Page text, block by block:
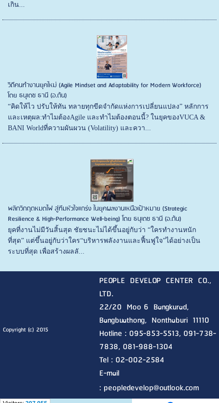
เกิน...
วิถีคนทำงานยุคใหม่ (Agile Mindset and Adaptability for Modern Workforce)
โดย ธนุเดช ธานี (อ.ต้น)
“คิดให้ไว ปรับให้ทัน ทลายทุกขีดจำกัดแห่งการเปลี่ยนแปลง” หลักการ
และเหตุผล:ทำไมต้องAgile และทำไมต้องตอนนี้? ในยุคของVUCA &
BANI Worldที่ความผันผวน (Volatility) และควา...
พลิกวิกฤตหมดไฟ สู่ทีมหัวใจแกร่ง ในยุคผลงานเหนือเป้าหมาย (Strategic
Resilience & High-Performance Well-being) โดย ธนุเดช ธานี (อ.ต้น)
ยุคที่งานไม่มีวันสิ้นสุด ชัยชนะไม่ได้ขึ้นอยู่กับว่า “ใครทำงานหนัก
ที่สุด” แต่ขึ้นอยู่กับว่าใคร“บริหารพลังงานและฟื้นฟูใจ”ได้อย่างเป็น
ระบบที่สุด เพื่อสร้างผลลั...
Copyright (c) 2015
PEOPLE DEVELOP CENTER CO.,
LTD.
22/20 Moo 6 Bangkurad,
Bangbuathong, Nonthaburi 11110
Hotline : 095-853-5513, 091-738-
7838, 081-988-1304
Tel : 02-002-2584
E-mail
: peopledevelop@outlook.com